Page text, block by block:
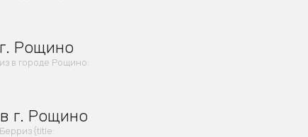
Рощино
в городе Рощино:
г. Рощино
{title: